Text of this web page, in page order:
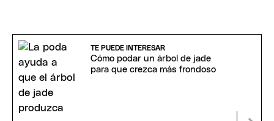
TE PUEDE INTERESAR
Cómo podar un árbol de jade
para que crezca más frondoso